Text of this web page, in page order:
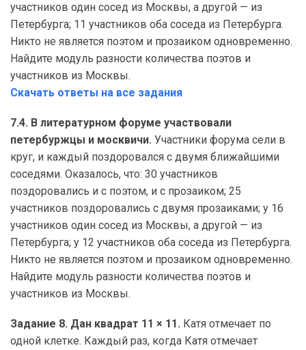
участников один сосед из Москвы, а другой — из
Петербурга; 11 участников оба соседа из Петербурга.
Никто не является поэтом и прозаиком одновременно.
Найдите модуль разности количества поэтов и
участников из Москвы.
Скачать ответы на все задания
7.4. В литературном форуме участвовали
петербуржцы и москвичи. Участники форума сели в
круг, и каждый поздоровался с двумя ближайшими
соседями. Оказалось, что: 30 участников
поздоровались и с поэтом, и с прозаиком; 25
участников поздоровались с двумя прозаиками; у 16
участников один сосед из Москвы, а другой — из
Петербурга; у 12 участников оба соседа из Петербурга.
Никто не является поэтом и прозаиком одновременно.
Найдите модуль разности количества поэтов и
участников из Москвы.
Задание 8. Дан квадрат 11 × 11. Катя отмечает по
одной клетке. Каждый раз, когда Катя отмечает